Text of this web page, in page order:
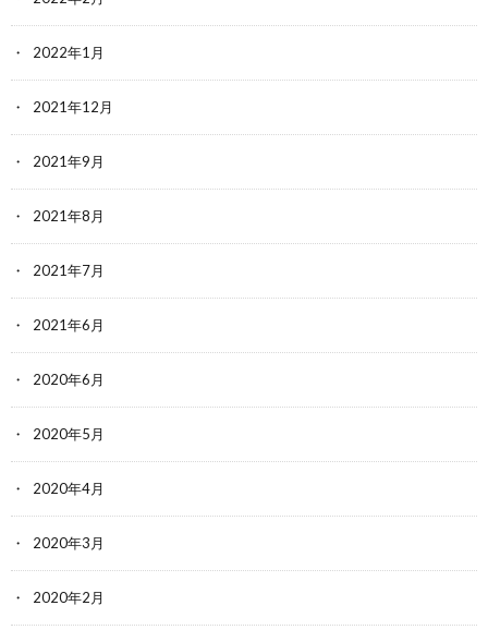
2022年1月
2021年12月
2021年9月
2021年8月
2021年7月
2021年6月
2020年6月
2020年5月
2020年4月
2020年3月
2020年2月